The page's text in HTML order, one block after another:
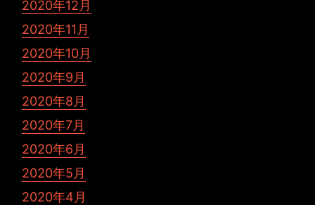
2020年12月
2020年11月
2020年10月
2020年9月
2020年8月
2020年7月
2020年6月
2020年5月
2020年4月